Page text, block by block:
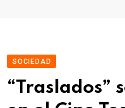
SOCIEDAD
“Traslados”